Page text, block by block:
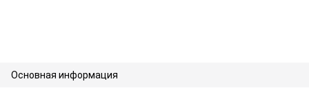
Основная информация